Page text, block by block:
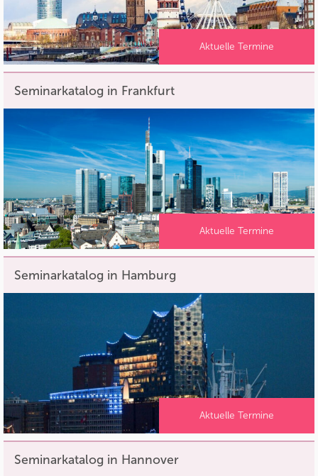
Aktuelle Termine
Seminarkatalog in Frankfurt
Aktuelle Termine
Seminarkatalog in Hamburg
Aktuelle Termine
Seminarkatalog in Hannover